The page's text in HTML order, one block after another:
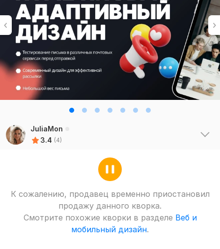
JuliaMon
3.4 (4)
К сожалению, продавец временно приостановил
продажу данного кворка.
Смотрите похожие кворки в разделе Веб и
мобильный дизайн.